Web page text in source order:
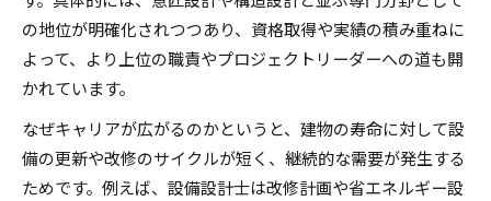
の地位が明確化されつつあり、資格取得や実績の積み重ねに
よって、より上位の職責やプロジェクトリーダーへの道も開
かれています。
なぜキャリアが広がるのかというと、建物の寿命に対して設
備の更新や改修のサイクルが短く、継続的な需要が発生する
ためです。例えば、設備設計士は改修計画や省エネルギー設